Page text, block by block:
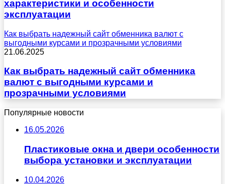
характеристики и особенности
эксплуатации
Как выбрать надежный сайт обменника валют с
выгодными курсами и прозрачными условиями
21.06.2025
Как выбрать надежный сайт обменника
валют с выгодными курсами и
прозрачными условиями
Популярные новости
16.05.2026
Пластиковые окна и двери особенности
выбора установки и эксплуатации
10.04.2026